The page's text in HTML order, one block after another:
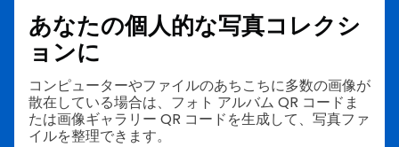
あなたの個人的な写真コレクシ
ョンに
コンピューターやファイルのあちこちに多数の画像が
散在している場合は、フォト アルバム QR コードま
たは画像ギャラリー QR コードを生成して、写真ファ
イルを整理できます。